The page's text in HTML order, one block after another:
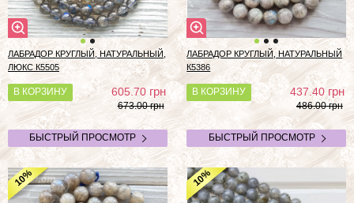
ЛАБРАДОР КРУГЛЫЙ, НАТУРАЛЬНЫЙ,
ЛЮКС К5505
В КОРЗИНУ 605.70грн
673.00 грн
БЫСТРЫЙ ПРОСМОТР
ЛАБРАДОР КРУГЛЫЙ, НАТУРАЛЬНЫЙ
К5386
В КОРЗИНУ 437.40грн
486.00 грн
БЫСТРЫЙ ПРОСМОТР
10% 10%